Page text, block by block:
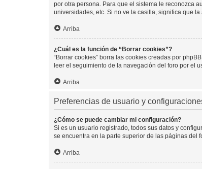
por otra persona. Para que el sistema le reconozca
universidades, etc. Si no ve la casilla, significa que
Arriba
¿Cuál es la función de “Borrar cookies”?
“Borrar cookies” borra las cookies creadas por
leer el seguimiento de la navegación del foro por el
Arriba
Preferencias de usuario y
¿Cómo se puede cambiar mi configuración?
Si es un usuario registrado, todos sus datos y
se encuentra en la parte superior de las páginas del
Arriba